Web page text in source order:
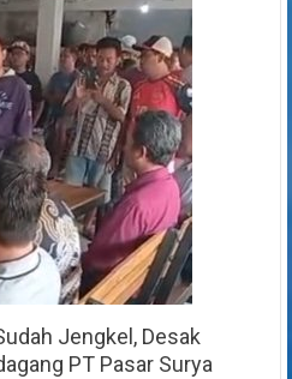
Jengkel, Desak
PT Pasar Surya